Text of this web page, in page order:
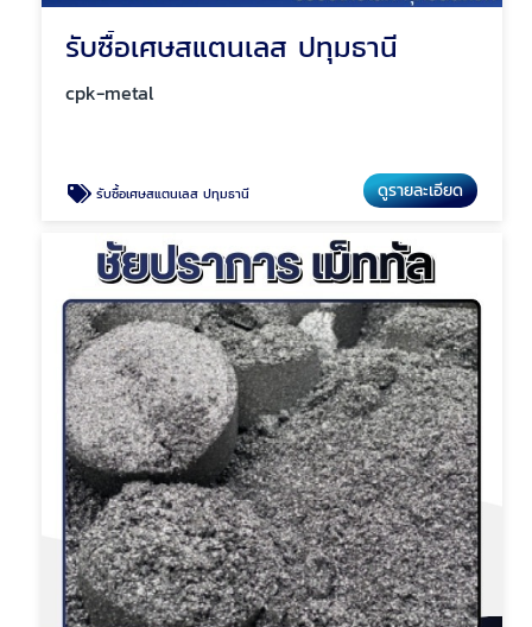
รับซื้อเศษสแตนเลส ปทุมธานี
cpk-metal
รับซื้อเศษสแตนเลส ปทุมธานี ดูรายละเอียด